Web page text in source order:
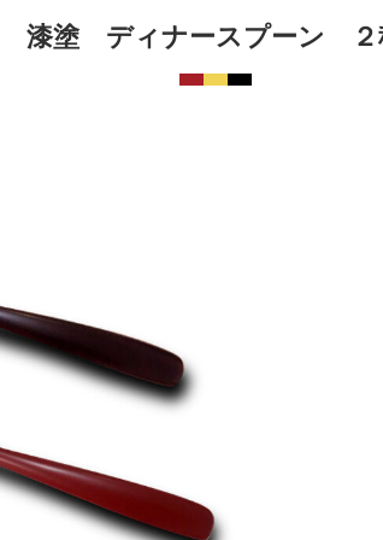
漆塗 ディナースプーン ２